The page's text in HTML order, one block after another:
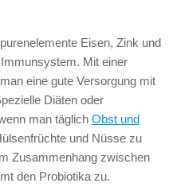
Eisen, Zink und
Mit einer
eine gute Versorgung mit
Diäten oder
man täglich Obst und
und Nüsse zu
Zusammenhang zwischen
den Probiotika zu.